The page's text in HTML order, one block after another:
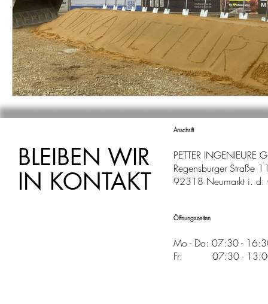
BLEIBEN WIR
IN KONTAKT
Anschrift
PETTER INGENIEURE
Regensburger Straße
92318 Neumarkt i. d.
Öffnungszeiten
Mo - Do: 07:30 -
Fr: 07:30 -